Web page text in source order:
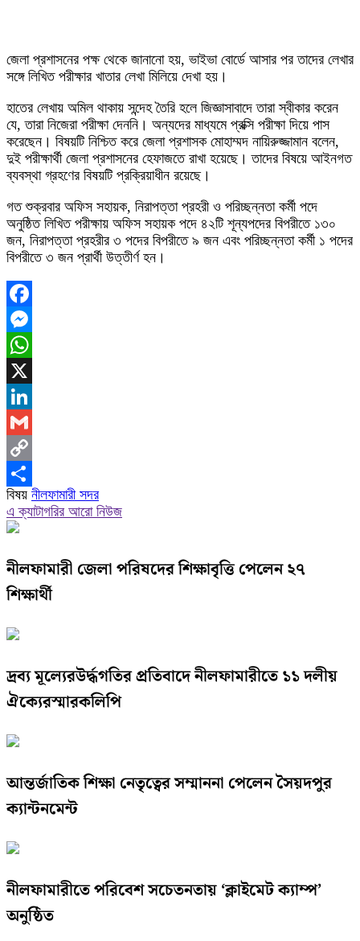
জেলা প্রশাসনের পক্ষ থেকে জানানো হয়, ভাইভা বোর্ডে আসার পর তাদের লেখার
সঙ্গে লিখিত পরীক্ষার খাতার লেখা মিলিয়ে দেখা হয়।
হাতের লেখায় অমিল থাকায় সন্দেহ তৈরি হলে জিজ্ঞাসাবাদে তারা স্বীকার করেন
যে, তারা নিজেরা পরীক্ষা দেননি। অন্যদের মাধ্যমে প্রক্সি পরীক্ষা দিয়ে পাস
করেছেন। বিষয়টি নিশ্চিত করে জেলা প্রশাসক মোহাম্মদ নায়িরুজ্জামান বলেন,
দুই পরীক্ষার্থী জেলা প্রশাসনের হেফাজতে রাখা হয়েছে। তাদের বিষয়ে আইনগত
ব্যবস্থা গ্রহণের বিষয়টি প্রক্রিয়াধীন রয়েছে।
গত শুক্রবার অফিস সহায়ক, নিরাপত্তা প্রহরী ও পরিচ্ছন্নতা কর্মী পদে
অনুষ্ঠিত লিখিত পরীক্ষায় অফিস সহায়ক পদে ৪২টি শূন্যপদের বিপরীতে ১৩০
জন, নিরাপত্তা প্রহরীর ৩ পদের বিপরীতে ৯ জন এবং পরিচ্ছন্নতা কর্মী ১ পদের
বিপরীতে ৩ জন প্রার্থী উত্তীর্ণ হন।
Facebook
Messenger
WhatsApp
X
LinkedIn
Gmail
Copy
Link
Share
বিষয় নীলফামারী সদর
এ ক্যাটাগরির আরো নিউজ
নীলফামারী জেলা পরিষদের শিক্ষাবৃত্তি পেলেন ২৭
শিক্ষার্থী
দ্রব্য মূল্যেরউর্দ্ধগতির প্রতিবাদে নীলফামারীতে ১১ দলীয়
ঐক্যেরস্মারকলিপি
আন্তর্জাতিক শিক্ষা নেতৃত্বের সম্মাননা পেলেন সৈয়দপুর
ক্যান্টনমেন্ট
নীলফামারীতে পরিবেশ সচেতনতায় ‘ক্লাইমেট ক্যাম্প’
অনুষ্ঠিত